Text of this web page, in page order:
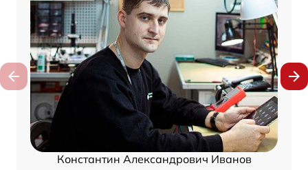
Константин Александрович Иванов